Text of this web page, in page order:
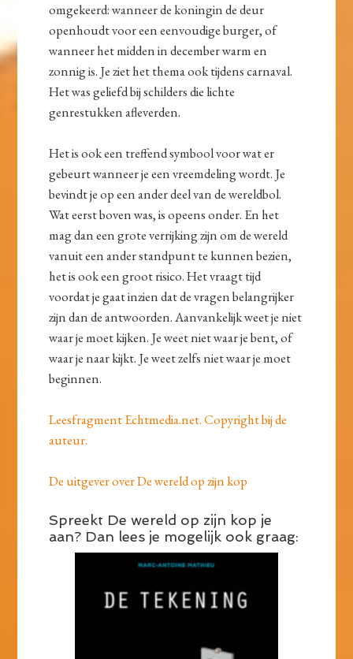
omgekeerd: wanneer de koningin de deur
openhoudt voor een eenvoudige burger, of
wanneer het midden in december warm en
zonnig is. Je ziet het thema ook tijdens carnaval.
Het was geliefd bij schilders die lichte
genrestukken afleverden.
Het is ook een treffend symbool voor wat er
gebeurt wanneer je een vreemdeling wordt. Je
bevindt je op een ander deel van de wereldbol.
Wat eerst boven was, is opeens onder. En het
mag dan een grote verrijking zijn om de wereld
vanuit een ander standpunt te kunnen bezien,
het is ook een groot risico. Het vraagt tijd
voordat je gaat inzien dat de vragen belangrijker
zijn dan de antwoorden. Aanvankelijk weet je niet
waar je moet kijken. Je weet niet waar je bent, of
waar je naar kijkt. Je weet zelfs niet waar je moet
beginnen.
Leesfragment Echtmedia.net. Copyright bij de
auteur.
De uitgever over De wereld op zijn kop
Spreekt De wereld op zijn kop je
aan? Dan lees je mogelijk ook graag: